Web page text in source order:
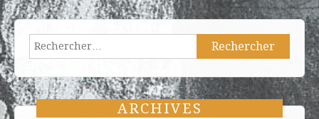
Rechercher :
ARCHIVES